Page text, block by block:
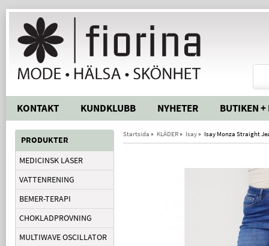
KONTAKT KUNDKLUBB NYHETER BUTIKEN +
PRODUKTER
MEDICINSK LASER
VATTENRENING
BEMER-TERAPI
CHOKLADPROVNING
MULTIWAVE OSCILLATOR
Startsida » KLÄDER» Isay» Isay Monza Straight